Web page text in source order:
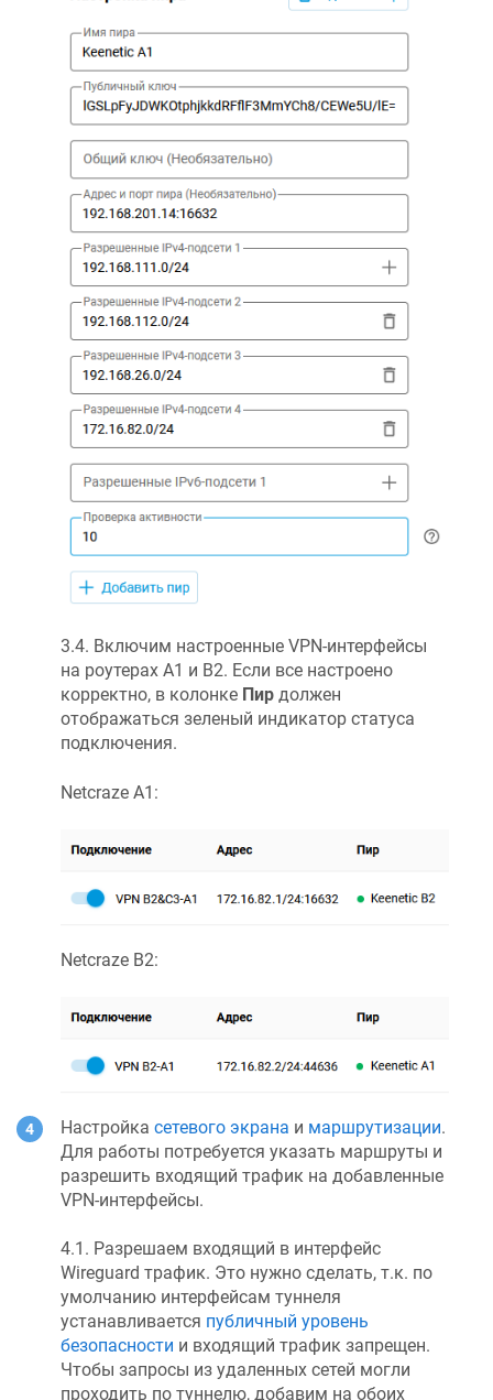
3.4. Включим настроенные VPN-интерфейсы
на роутерах А1 и B2. Если все настроено
корректно, в колонке Пир должен
отображаться зеленый индикатор статуса
подключения.
Netcraze А1:
Netcraze B2:
Настройка сетевого экрана и маршрутизации.
Для работы потребуется указать маршруты и
разрешить входящий трафик на добавленные
VPN-интерфейсы.
4.1. Разрешаем входящий в интерфейс
Wireguard трафик. Это нужно сделать, т.к. по
умолчанию интерфейсам туннеля
устанавливается публичный уровень
безопасности и входящий трафик запрещен.
Чтобы запросы из удаленных сетей могли
проходить по туннелю, добавим на обоих